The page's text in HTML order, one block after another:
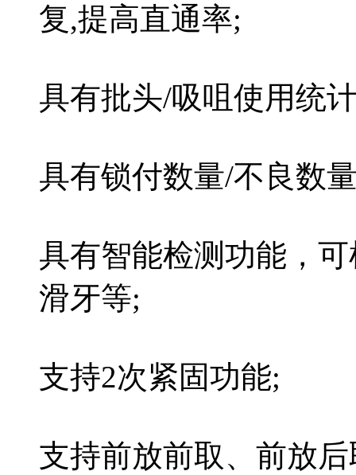
复,提高直通率;
具有批头/吸咀使用统
具有锁付数量/不良数
具有智能检测功能，
滑牙等;
支持2次紧固功能;
支持前放前取、前放